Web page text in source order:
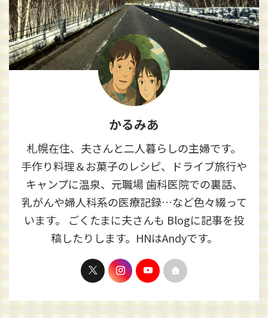
かるみあ
札幌在住、夫さんと二人暮らしの主婦です。
手作り料理＆お菓子のレシピ、ドライブ旅行や
キャンプに温泉、元職場 歯科医院での裏話、
乳がんや婦人科系の医療記録…など色々綴って
います。 ごくたまに夫さんも Blogに記事を投
稿したりします。HNはAndyです。